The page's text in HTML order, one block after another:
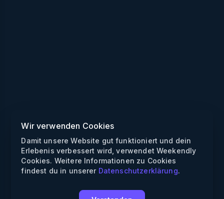
Wir verwenden Cookies
Damit unsere Website gut funktioniert und dein
Erlebenis verbessert wird, verwendet Weekendly
Cookies. Weitere Informationen zu Cookies
findest du in unserer Datenschutzerklärung.